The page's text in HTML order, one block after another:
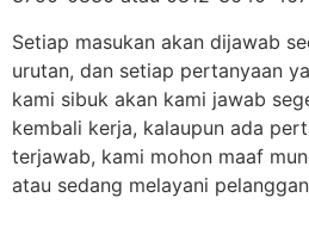
Setiap masukan akan dijawab
urutan, dan setiap pertanyaan
kami sibuk akan kami jawab
kembali kerja, kalaupun ada
terjawab, kami mohon maaf
atau sedang melayani